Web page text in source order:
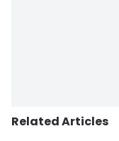
Related Articles